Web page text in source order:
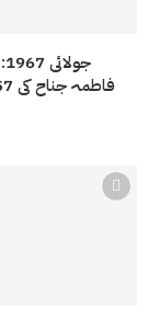
فاطمہ جناح کی 57 ویں برسی